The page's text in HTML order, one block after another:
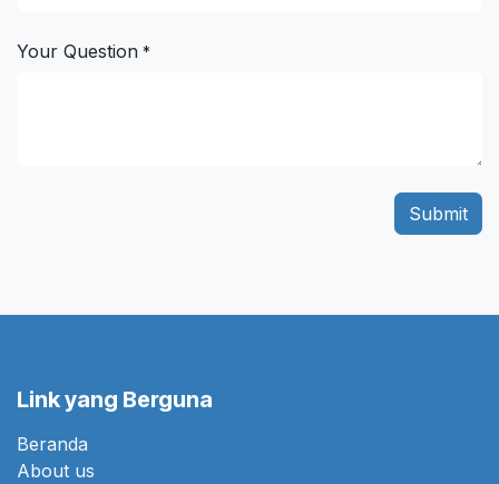
Your Question *
Submit
Link yang Berguna
Beranda
About us